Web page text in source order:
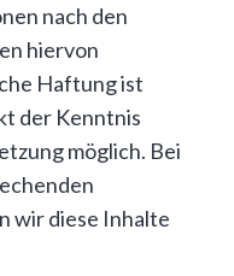
nach den
hiervon
Haftung ist
der Kenntnis
möglich. Bei
wir diese Inhalte